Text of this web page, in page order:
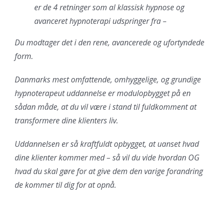
er de 4 retninger som al klassisk hypnose og
avanceret hypnoterapi udspringer fra –
Du modtager det i den rene, avancerede og ufortyndede
form.
Danmarks mest omfattende, omhyggelige, og grundige
hypnoterapeut uddannelse er modulopbygget på en
sådan måde, at du vil være i stand til fuldkomment at
transformere dine klienters liv.
Uddannelsen er så kraftfuldt opbygget, at uanset hvad
dine klienter kommer med – så vil du vide hvordan OG
hvad du skal gøre for at give dem den varige forandring
de kommer til dig for at opnå.